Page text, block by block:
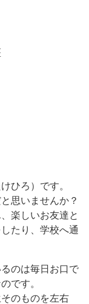
ひろ）です。
思いませんか？
楽しいお友達と
たり、学校へ通
のは毎日お口で
です。
のものを左右